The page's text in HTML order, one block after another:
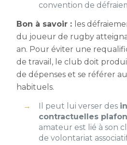
convention de
Bon à savoir : les
du joueur de rugby
an. Pour éviter une
de travail, le club doit
de dépenses et se référer
habituels.
Il peut lui verser des
contractuelles
amateur est lié à son
de volontariat